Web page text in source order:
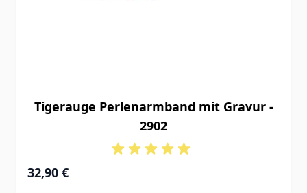
Tigerauge Perlenarmband mit Gravur -
2902
32,90 €